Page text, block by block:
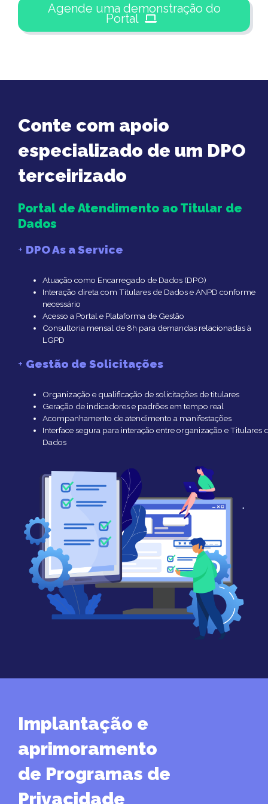
Agende uma demonstração do
Portal
Conte com apoio
especializado de um DPO
terceirizado
Portal de Atendimento ao Titular de
Dados
+ DPO As a Service
Atuação como Encarregado de Dados (DPO)
Interação direta com Titulares de Dados e ANPD conforme
necessário
Acesso a Portal e Plataforma de Gestão
Consultoria mensal de 8h para demandas relacionadas à
LGPD
+ Gestão de Solicitações
Organização e qualificação de solicitações de titulares
Geração de indicadores e padrões em tempo real
Acompanhamento de atendimento a manifestações
Interface segura para interação entre organização e Titulares
Dados
Implantação e
aprimoramento
de Programas de
Privacidade